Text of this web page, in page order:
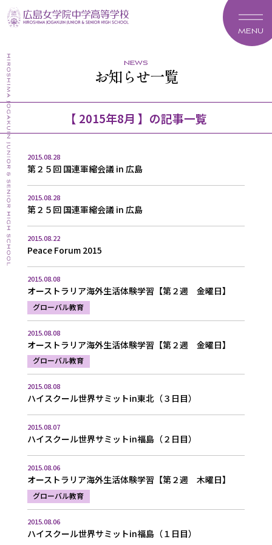
MENU
news
お知らせ一覧
【 2015年8月 】の記事一覧
2015.08.28
第２５回 国連軍縮会議 in 広島
2015.08.28
第２５回 国連軍縮会議 in 広島
2015.08.22
Peace Forum 2015
2015.08.08
オーストラリア海外生活体験学習【第２週 金曜日】
グローバル教育
2015.08.08
オーストラリア海外生活体験学習【第２週 金曜日】
グローバル教育
2015.08.08
ハイスクール世界サミットin東北（３日目）
2015.08.07
ハイスクール世界サミットin福島（２日目）
2015.08.06
オーストラリア海外生活体験学習【第２週 木曜日】
グローバル教育
2015.08.06
ハイスクール世界サミットin福島（１日目）